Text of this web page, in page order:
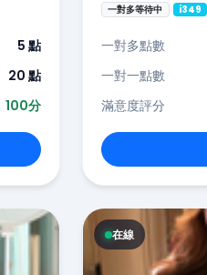
5 點
20 點
100分
一對多等待中 i349
一對多點數
一對一點數
滿意度評分
在線